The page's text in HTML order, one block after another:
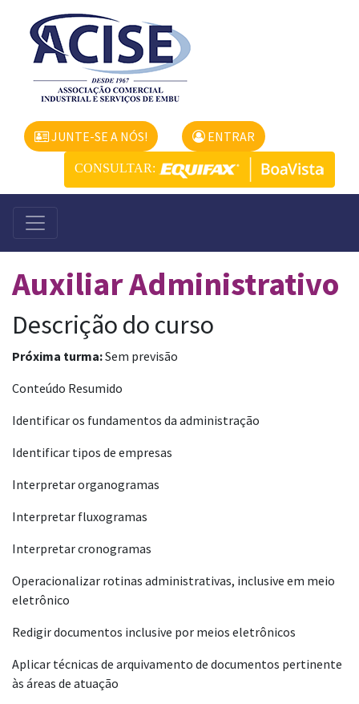
JUNTE-SE A NÓS! ENTRAR
CONSULTAR:
Auxiliar Administrativo
Descrição do curso
Próxima turma:Sem previsão
Conteúdo Resumido
Identificar os fundamentos da administração
Identificar tipos de empresas
Interpretar organogramas
Interpretar fluxogramas
Interpretar cronogramas
Operacionalizar rotinas administrativas, inclusive em meio
eletrônico
Redigir documentos inclusive por meios eletrônicos
Aplicar técnicas de arquivamento de documentos pertinente
às áreas de atuação